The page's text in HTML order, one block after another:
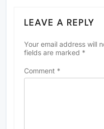
LEAVE A REPLY
Your email address will
fields are marked *
Comment *